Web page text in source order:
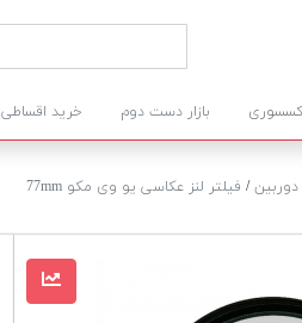
بازار دست دوم خرید اقساطی
دوربین/ فیلتر لنز عکاسی یو وی مکو 77mm